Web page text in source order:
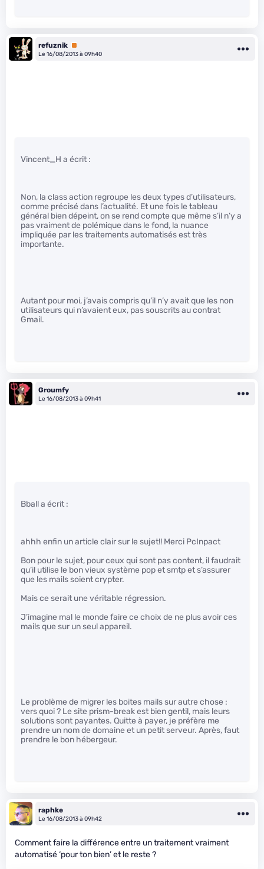
refuznik Premium
Le 16/08/2013 à 09h40
Vincent_H a écrit :
Non, la class action regroupe les deux types d’utilisateurs,
comme précisé dans l’actualité. Et une fois le tableau
général bien dépeint, on se rend compte que même s’il n’y a
pas vraiment de polémique dans le fond, la nuance
impliquée par les traitements automatisés est très
importante.
Autant pour moi, j’avais compris qu’il n’y avait que les non
utilisateurs qui n’avaient eux, pas souscrits au contrat
Gmail.
Groumfy
Le 16/08/2013 à 09h41
Bball a écrit :
ahhh enfin un article clair sur le sujet!! Merci PcInpact
Bon pour le sujet, pour ceux qui sont pas content, il faudrait
qu’il utilise le bon vieux système pop et smtp et s’assurer
que les mails soient crypter.
Mais ce serait une véritable régression.
J’imagine mal le monde faire ce choix de ne plus avoir ces
mails que sur un seul appareil.
Le problème de migrer les boites mails sur autre chose :
vers quoi ? Le site prism-break est bien gentil, mais leurs
solutions sont payantes. Quitte à payer, je préfère me
prendre un nom de domaine et un petit serveur. Après, faut
prendre le bon hébergeur.
raphke
Le 16/08/2013 à 09h42
Comment faire la différence entre un traitement vraiment
automatisé ‘pour ton bien’ et le reste ?